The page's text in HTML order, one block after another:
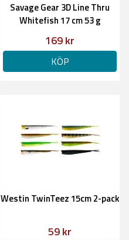
Savage Gear 3D Line Thru
Whitefish 17 cm 53 g
169 kr
KÖP
Westin TwinTeez 15cm 2-pack
59 kr